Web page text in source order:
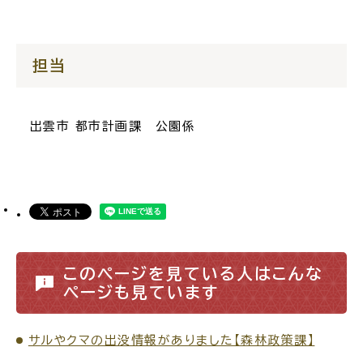
届出・手続・申請 税金
担当
出雲市 都市計画課 公園係
このページを見ている人はこんな
ページも見ています
サルやクマの出没情報がありました【森林政策課】